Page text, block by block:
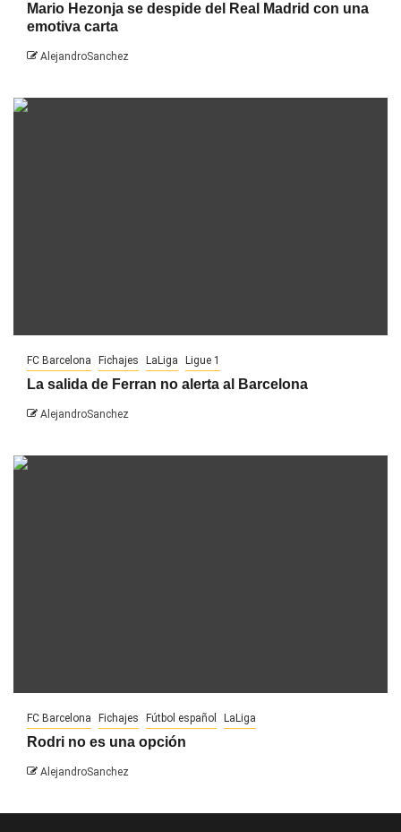
Mario Hezonja se despide del Real Madrid con una
emotiva carta
AlejandroSanchez
FC Barcelona Fichajes LaLiga Ligue 1
La salida de Ferran no alerta al Barcelona
AlejandroSanchez
FC Barcelona Fichajes Fútbol español LaLiga
Rodri no es una opción
AlejandroSanchez